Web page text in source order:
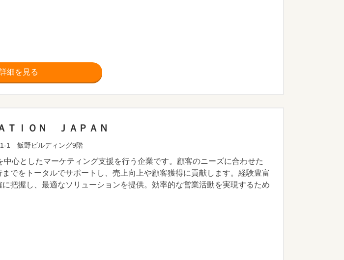
細を見る
ＴＩＯＮ ＪＡＰＡＮ
1-1 飯野ビルディング9階
心としたマーケティング支援を行う企業です。顧客のニーズに合わせた
でをトータルでサポートし、売上向上や顧客獲得に貢献します。経験豊富
把握し、最適なソリューションを提供。効率的な営業活動を実現するため